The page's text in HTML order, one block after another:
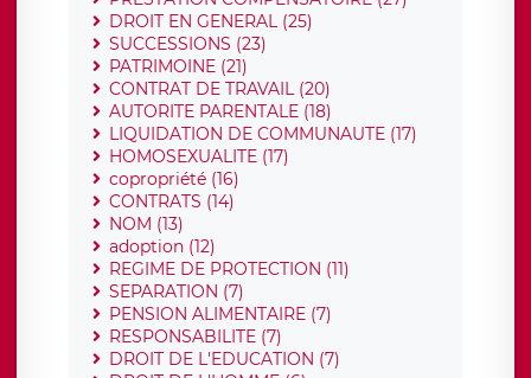
DROIT EN GENERAL (25)
SUCCESSIONS (23)
PATRIMOINE (21)
CONTRAT DE TRAVAIL (20)
AUTORITE PARENTALE (18)
LIQUIDATION DE COMMUNAUTE (17)
HOMOSEXUALITE (17)
copropriété (16)
CONTRATS (14)
NOM (13)
adoption (12)
REGIME DE PROTECTION (11)
SEPARATION (7)
PENSION ALIMENTAIRE (7)
RESPONSABILITE (7)
DROIT DE L'EDUCATION (7)